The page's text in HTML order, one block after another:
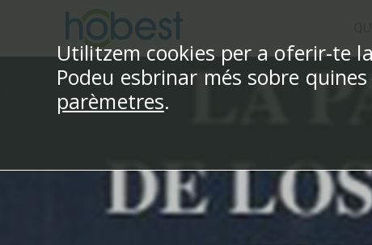
contingutUtilitzem cookies per a oferir-te
Podeu esbrinar més sobre
parèmetres.